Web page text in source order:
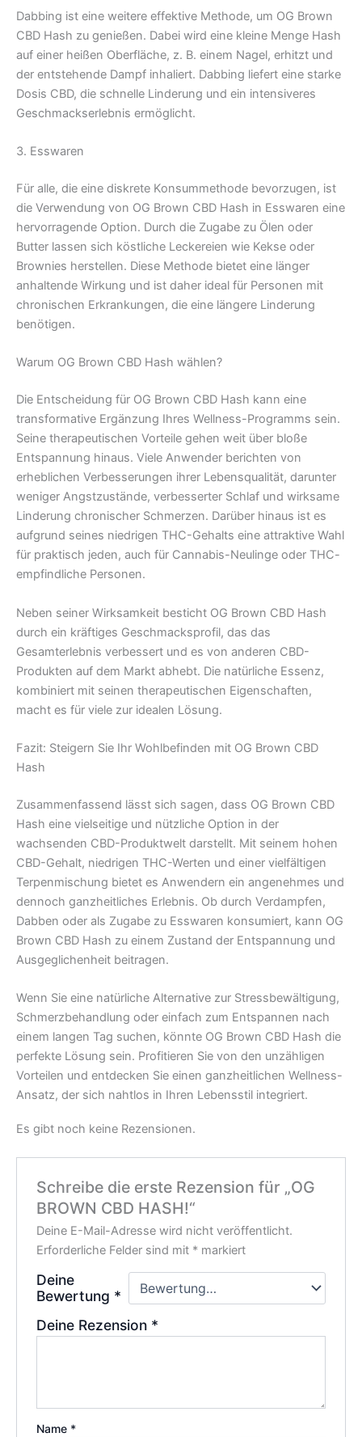
Dabbing ist eine weitere effektive Methode, um OG Brown
CBD Hash zu genießen. Dabei wird eine kleine Menge Hash
auf einer heißen Oberfläche, z. B. einem Nagel, erhitzt und
der entstehende Dampf inhaliert. Dabbing liefert eine starke
Dosis CBD, die schnelle Linderung und ein intensiveres
Geschmackserlebnis ermöglicht.
3. Esswaren
Für alle, die eine diskrete Konsummethode bevorzugen, ist
die Verwendung von OG Brown CBD Hash in Esswaren eine
hervorragende Option. Durch die Zugabe zu Ölen oder
Butter lassen sich köstliche Leckereien wie Kekse oder
Brownies herstellen. Diese Methode bietet eine länger
anhaltende Wirkung und ist daher ideal für Personen mit
chronischen Erkrankungen, die eine längere Linderung
benötigen.
Warum OG Brown CBD Hash wählen?
Die Entscheidung für OG Brown CBD Hash kann eine
transformative Ergänzung Ihres Wellness-Programms sein.
Seine therapeutischen Vorteile gehen weit über bloße
Entspannung hinaus. Viele Anwender berichten von
erheblichen Verbesserungen ihrer Lebensqualität, darunter
weniger Angstzustände, verbesserter Schlaf und wirksame
Linderung chronischer Schmerzen. Darüber hinaus ist es
aufgrund seines niedrigen THC-Gehalts eine attraktive Wahl
für praktisch jeden, auch für Cannabis-Neulinge oder THC-
empfindliche Personen.
Neben seiner Wirksamkeit besticht OG Brown CBD Hash
durch ein kräftiges Geschmacksprofil, das das
Gesamterlebnis verbessert und es von anderen CBD-
Produkten auf dem Markt abhebt. Die natürliche Essenz,
kombiniert mit seinen therapeutischen Eigenschaften,
macht es für viele zur idealen Lösung.
Fazit: Steigern Sie Ihr Wohlbefinden mit OG Brown CBD
Hash
Zusammenfassend lässt sich sagen, dass OG Brown CBD
Hash eine vielseitige und nützliche Option in der
wachsenden CBD-Produktwelt darstellt. Mit seinem hohen
CBD-Gehalt, niedrigen THC-Werten und einer vielfältigen
Terpenmischung bietet es Anwendern ein angenehmes und
dennoch ganzheitliches Erlebnis. Ob durch Verdampfen,
Dabben oder als Zugabe zu Esswaren konsumiert, kann OG
Brown CBD Hash zu einem Zustand der Entspannung und
Ausgeglichenheit beitragen.
Wenn Sie eine natürliche Alternative zur Stressbewältigung,
Schmerzbehandlung oder einfach zum Entspannen nach
einem langen Tag suchen, könnte OG Brown CBD Hash die
perfekte Lösung sein. Profitieren Sie von den unzähligen
Vorteilen und entdecken Sie einen ganzheitlichen Wellness-
Ansatz, der sich nahtlos in Ihren Lebensstil integriert.
Es gibt noch keine Rezensionen.
Schreibe die erste Rezension für „OG
BROWN CBD HASH!“
Deine E-Mail-Adresse wird nicht veröffentlicht.
Erforderliche Felder sind mit * markiert
Deine
Bewertung *
Deine Rezension *
Name *